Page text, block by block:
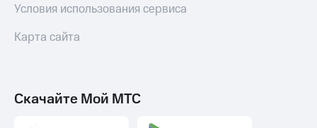
Условия использования сервиса
Карта сайта
Скачайте Мой МТС